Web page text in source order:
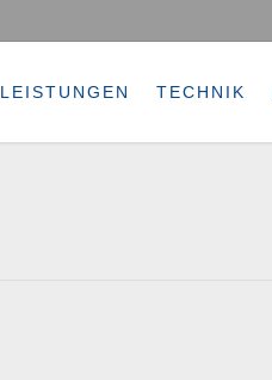
LEISTUNGEN TECHNIK